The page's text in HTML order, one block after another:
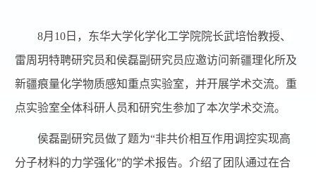
8月 10 日，东华大学化学化工学院院长武培怡教授、
雷周玥特聘研究员和侯磊副研究员应邀访问新疆理化所及
新疆痕量化学物质感知重点实验室，并开展学术交流。重
点实验室全体科研人员和研究生参加了本次学术交流。
侯磊副研究员做了题为“非共价相互作用调控实现高
分子材料的力学强化”的学术报告。介绍了团队通过在合